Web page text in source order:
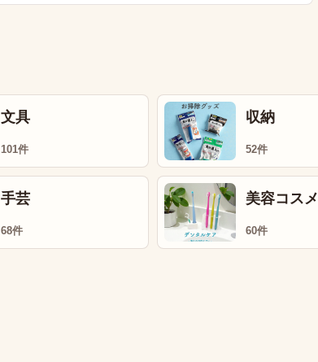
文具
101件
収納
52件
手芸
68件
美容コスメ
60件